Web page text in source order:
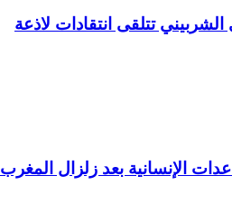
تتلقى انتقادات لاذعة
الإنسانية بعد زلزال المغرب